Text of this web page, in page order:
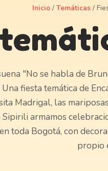
Inicio/ Temáticas/
"No se habla de
fiesta temática de
Madrigal, las
armamos
toda Bogotá, con
propio